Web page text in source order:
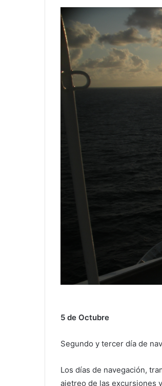
5 de Octubre
Segundo y tercer día de
Los días de navegación,
ajetreo de las excursiones